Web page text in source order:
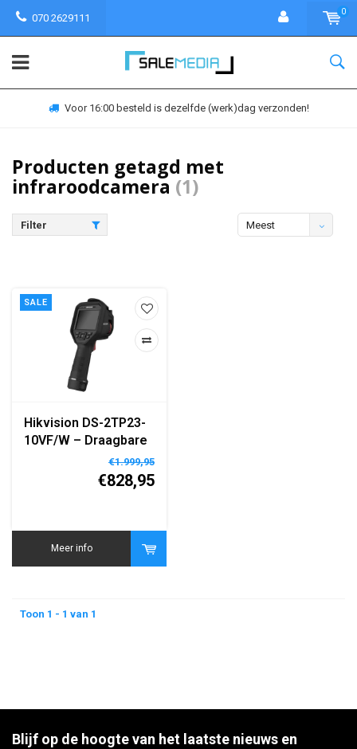
070 2629111
0
Voor 16:00 besteld is dezelfde (werk)dag verzonden!
Producten getagd met
infraroodcamera (1)
Filter
Meest
SALE
Hikvision DS-2TP23-
10VF/W – Draagbare
Thermografische
Warmtebeeldcamera
– 160×120 Resolutie
– Ingebouwde
Batterij
€1.999,95
€828,95
Meer info
Toon 1 - 1 van 1
Blijf op de hoogte van het laatste nieuws en